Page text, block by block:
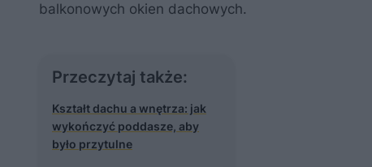
balkonowych okien dachowych.
Przeczytaj także:
Kształt dachu a wnętrza: jak
wykończyć poddasze, aby
było przytulne